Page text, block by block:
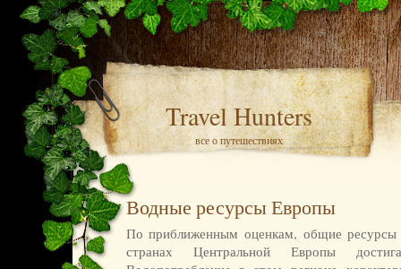
Travel Hunters
все о путешествиях
Водные ресурсы Европы
По приближенным оценкам, общие
странах Центральной Европы